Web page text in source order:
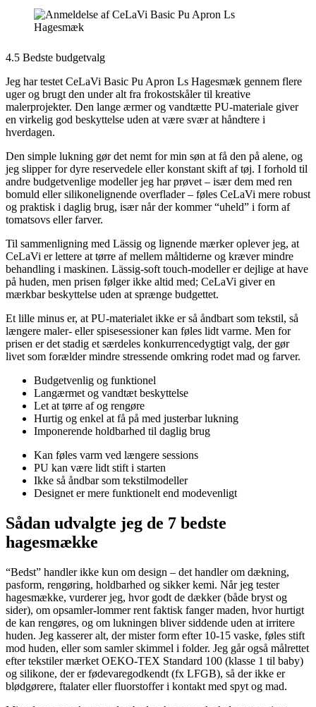
4.5 Bedste budgetvalg
Jeg har testet CeLaVi Basic Pu Apron Ls Hagesmæk gennem flere
uger og brugt den under alt fra frokostskåler til kreative
malerprojekter. Den lange ærmer og vandtætte PU-materiale giver
en virkelig god beskyttelse uden at være svær at håndtere i
hverdagen.
Den simple lukning gør det nemt for min søn at få den på alene, og
jeg slipper for dyre reservedele eller konstant skift af tøj. I forhold til
andre budgetvenlige modeller jeg har prøvet – især dem med ren
bomuld eller silikonelignende overflader – føles CeLaVi mere robust
og praktisk i daglig brug, især når der kommer “uheld” i form af
tomatsovs eller farver.
Til sammenligning med Lässig og lignende mærker oplever jeg, at
CeLaVi er lettere at tørre af mellem måltiderne og kræver mindre
behandling i maskinen. Lässig-soft touch-modeller er dejlige at have
på huden, men prisen følger ikke altid med; CeLaVi giver en
mærkbar beskyttelse uden at sprænge budgettet.
Et lille minus er, at PU-materialet ikke er så åndbart som tekstil, så
længere maler- eller spisesessioner kan føles lidt varme. Men for
prisen er det stadig et særdeles konkurrencedygtigt valg, der gør
livet som forælder mindre stressende omkring rodet mad og farver.
Budgetvenlig og funktionel
Langærmet og vandtæt beskyttelse
Let at tørre af og rengøre
Hurtig og enkel at få på med justerbar lukning
Imponerende holdbarhed til daglig brug
Kan føles varm ved længere sessions
PU kan være lidt stift i starten
Ikke så åndbar som tekstilmodeller
Designet er mere funktionelt end modevenligt
Sådan udvalgte jeg de 7 bedste
hagesmække
“Bedst” handler ikke kun om design – det handler om dækning,
pasform, rengøring, holdbarhed og sikker kemi. Når jeg tester
hagesmække, vurderer jeg, hvor godt de dækker (både bryst og
sider), om opsamler-lommer rent faktisk fanger maden, hvor hurtigt
de kan rengøres, og om lukningen bliver siddende uden at irritere
huden. Jeg kasserer alt, der mister form efter 10-15 vaske, føles stift
mod huden, eller som samler skimmel i folder. Jeg går også målrettet
efter tekstiler mærket OEKO-TEX Standard 100 (klasse 1 til baby)
og silikone, der er fødevaregodkendt (fx LFGB), så der ikke er
blødgørere, ftalater eller fluorstoffer i kontakt med spyt og mad.